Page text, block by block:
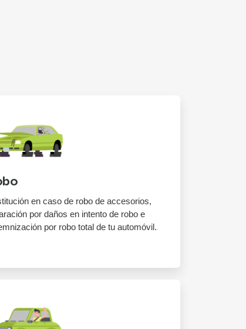
en caso de robo de accesorios,
por daños en intento de robo e
por robo total de tu automóvil.